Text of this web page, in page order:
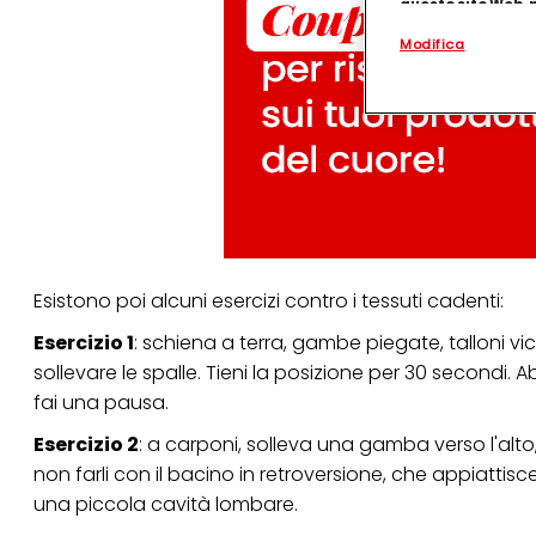
Esistono poi alcuni esercizi contro i tessuti cadenti:
Esercizio 1: schiena a terra, gambe piegate, talloni
sollevare le spalle. Tieni la posizione per 30 secondi.
fai una pausa.
Esercizio 2: a carponi, solleva una gamba verso
non farli con il bacino in retroversione, che
una piccola cavità lombare.
questo sito
.
(rispettivamente
terzi, conservare
identificati) su
misurare e
Puoi trovare
collegata nel piè
qualsiasi
"modifica" di seguito".
Se fai clic su
per uno o più degli
tuoi dati personali
Modifica